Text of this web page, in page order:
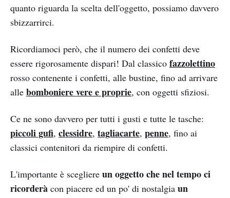
quanto riguarda la scelta dell'oggetto, possiamo davvero
sbizzarrirci.
Ricordiamoci però, che il numero dei confetti deve
essere rigorosamente dispari! Dal classico fazzolettino
rosso contenente i confetti, alle bustine, fino ad arrivare
alle bomboniere vere e proprie, con oggetti sfiziosi.
Ce ne sono davvero per tutti i gusti e tutte le tasche:
piccoli gufi, clessidre, tagliacarte, penne, fino ai
classici contenitori da riempire di confetti.
L'importante è scegliere un oggetto che nel tempo ci
ricorderà con piacere ed un po' di nostalgia un